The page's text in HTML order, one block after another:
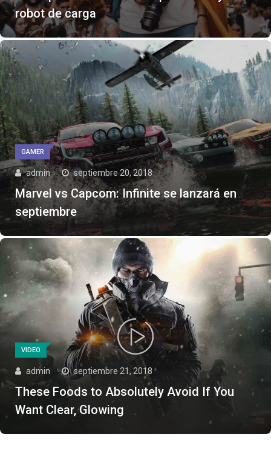
robot de carga
GAMER
admin septiembre 20, 2018
Marvel vs Capcom: Infinite se lanzará en
septiembre
VIDEO
admin septiembre 21, 2018
These Foods to Absolutely Avoid If You
Want Clear, Glowing